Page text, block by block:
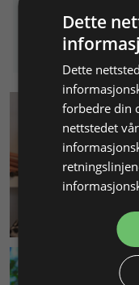
Info
Dette
Dette
forbedre din
nettstedet